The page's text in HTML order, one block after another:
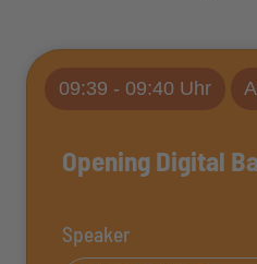
09:39 - 09:40 Uhr
Opening Digital
Speaker